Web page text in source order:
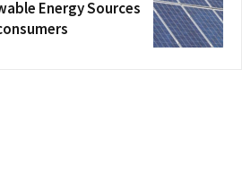
Energy Sources